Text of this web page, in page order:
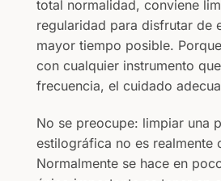
total normalidad, conviene
regularidad para disfrutar de
mayor tiempo posible.
con cualquier instrumento
frecuencia, el cuidado
No se preocupe: limpiar una
estilográfica no es realmente
Normalmente se hace en